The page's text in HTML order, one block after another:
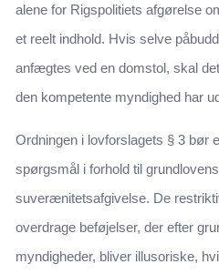
alene for Rigspolitiets afgørelse
et reelt indhold. Hvis selve
anfægtes ved en domstol, skal
den kompetente myndighed har
Ordningen i lovforslagets § 3 bør
spørgsmål i forhold til
suverænitetsafgivelse. De
overdrage beføjelser, der efter
myndigheder, bliver illusoriske,